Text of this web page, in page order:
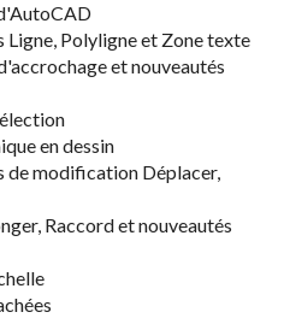
Polyligne et Zone texte
et nouveautés
en dessin
de modification Déplacer,
Raccord et nouveautés